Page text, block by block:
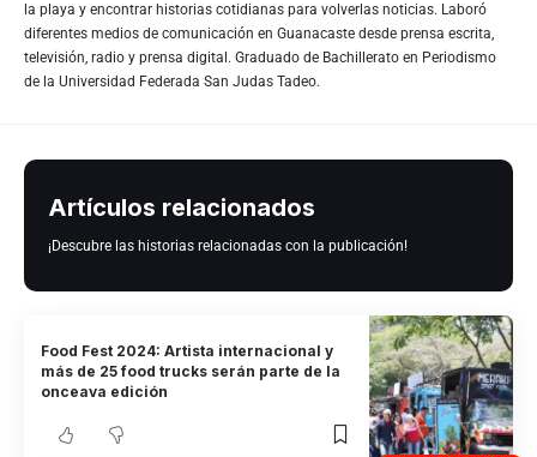
la playa y encontrar historias cotidianas para volverlas noticias. Laboró
diferentes medios de comunicación en Guanacaste desde prensa escrita,
televisión, radio y prensa digital. Graduado de Bachillerato en Periodismo
de la Universidad Federada San Judas Tadeo.
Artículos relacionados
¡Descubre las historias relacionadas con la publicación!
Food Fest 2024: Artista internacional y
más de 25 food trucks serán parte de la
onceava edición